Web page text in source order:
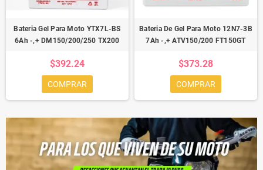
Bateria Gel Para Moto YTX7L-BS
6Ah -,+ DM150/200/250 TX200
$392.24
COMPRAR
Bateria De Gel Para Moto 12N7-3B
7Ah -,+ ATV150/200 FT150GT
$373.28
COMPRAR